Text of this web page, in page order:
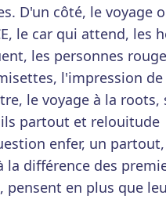
D'un côté, le voyage
le car qui attend, les
les personnes
l'impression
le voyage à la roots,
partout et relouitude
enfer, un
la différence des
pensent en plus que